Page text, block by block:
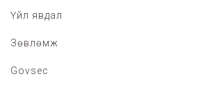
Үйл явдал
Зөвлөмж
Govsec